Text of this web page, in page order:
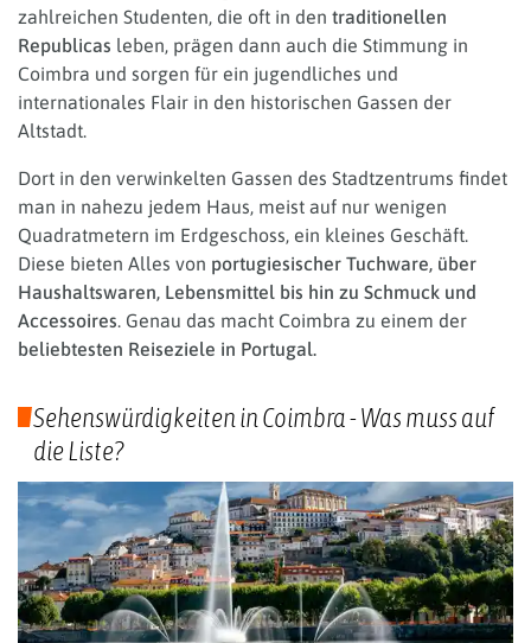
zahlreichen Studenten, die oft in den traditionellen
Republicas leben, prägen dann auch die Stimmung in
Coimbra und sorgen für ein jugendliches und
internationales Flair in den historischen Gassen der
Altstadt.
Dort in den verwinkelten Gassen des Stadtzentrums findet
man in nahezu jedem Haus, meist auf nur wenigen
Quadratmetern im Erdgeschoss, ein kleines Geschäft.
Diese bieten Alles von portugiesischer Tuchware, über
Haushaltswaren, Lebensmittel bis hin zu Schmuck und
Accessoires . Genau das macht Coimbra zu einem der
beliebtesten Reiseziele in Portugal.
Sehenswürdigkeiten in Coimbra - Was muss auf
die Liste?